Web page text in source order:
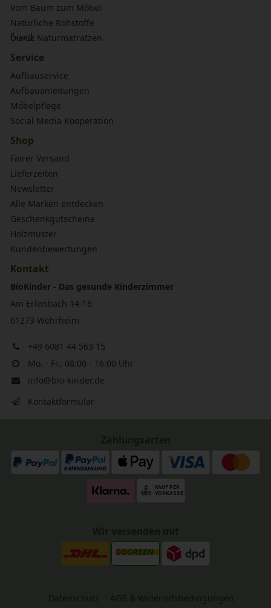
Vom Baum zum Möbel
Natürliche Rohstoffe
bionik Naturmatratzen
Service
Aufbauservice
Aufbauanleitungen
Möbelpflege
Social Media Kooperation
Shop
Fairer Versand
Lieferzeiten
Newsletter
Alle Marken entdecken
Geschenkgutscheine
Holzmuster
Kundenbewertungen
Kontakt
BioKinder - Das gesunde Kinderzimmer
Am Erlenbach 14-18
61273 Wehrheim
+49 6081 44 563 15
Mo. - Fr., 08:00 - 16:00 Uhr
info@bio-kinder.de
Kontaktformular
Zahlungsarten
Wir versenden mit